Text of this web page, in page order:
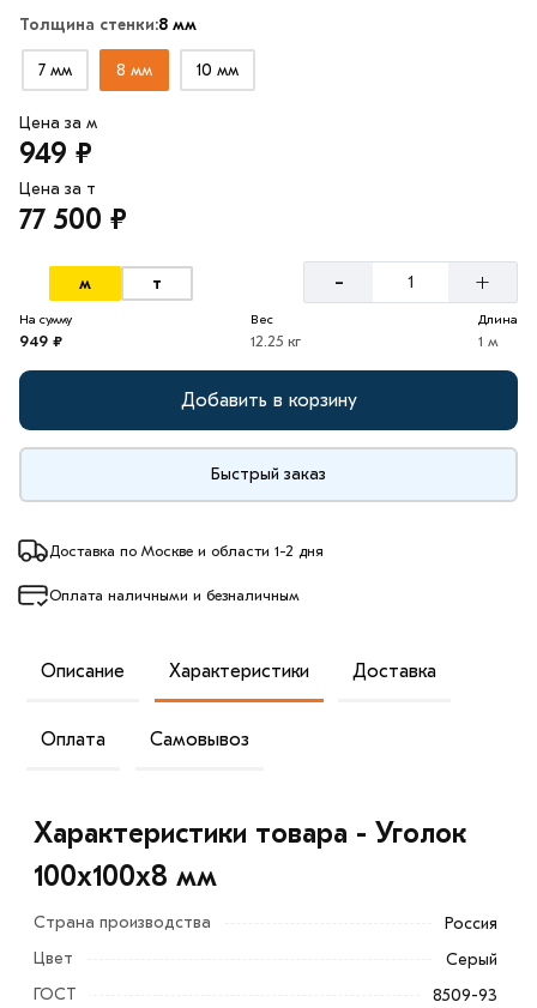
Толщина стенки:8 мм
7 мм 8 мм 10 мм
Цена за м
949 ₽
Цена за т
77 500 ₽
м т - +
На сумму
949 ₽
Вес
12.25 кг
Длина
1 м
Добавить в корзину
Быстрый заказ
Доставка по Москве и области 1-2 дня
Оплата наличными и безналичным
Описание Характеристики Доставка
Оплата Самовывоз
Характеристики товара - Уголок
100х100х8 мм
Страна производства
Россия
Цвет
Серый
ГОСТ
8509-93